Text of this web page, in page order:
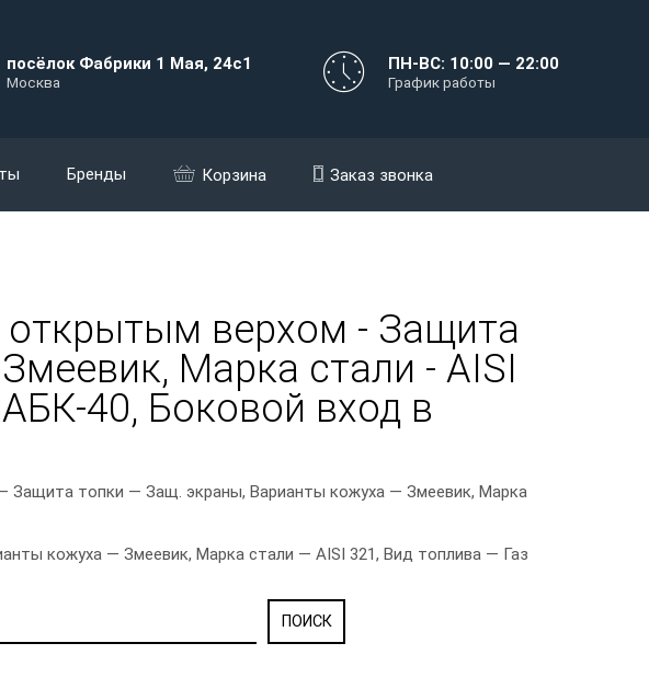
посёлок Фабрики 1 Мая, 24с1
Москва
ПН-ВС: 10:00 — 22:00
График работы
Бренды Корзина Заказ звонка
верхом - Защита
Марка стали - AISI
40, Боковой вход в
топки — Защ. экраны, Варианты кожуха — Змеевик, Марка
кожуха — Змеевик, Марка стали — AISI 321, Вид топлива — Газ